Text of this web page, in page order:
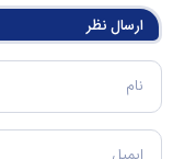
ارسال‌ نظر